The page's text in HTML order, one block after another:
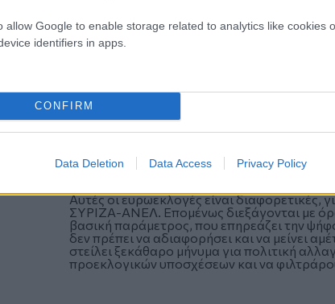
allow Google to enable storage related to analytics like cookies
identifiers in apps.
CONFIRM
Data Deletion Data Access Privacy Policy
Η ΝΔ έχει πολιτικοποιήσει τις
μήνυμα αλλαγής. Δεν φοβάστε ότι αυτό
Αυτές οι ευρωεκλογές είναι διαφορετικές,
ΣΥΡΙΖΑ-ΑΝΕΛ. Επομένως διεξάγονται με
βασική παράμετρος, που επηρεάζει την
δεν πρέπει να αδιαφορήσει και να μείνει
στείλει ξεκάθαρο μήνυμα για πολιτική
προεκλογικών υποσχέσεων και να